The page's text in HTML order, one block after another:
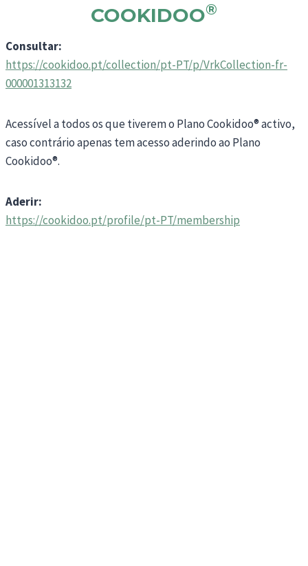
COOKIDOO®
Consultar:
https://cookidoo.pt/collection/pt-PT/p/VrkCollection-fr-
000001313132
Acessível a todos os que tiverem o Plano Cookidoo® activo,
caso contrário apenas tem acesso aderindo ao Plano
Cookidoo®.
Aderir:
https://cookidoo.pt/profile/pt-PT/membership